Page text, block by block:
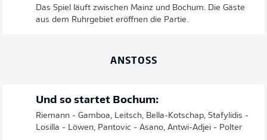
Das Spiel läuft zwischen Mainz und Bochum. Die Gäste
aus dem Ruhrgebiet eröffnen die Partie.
ANSTOSS
Und so startet Bochum:
Riemann - Gamboa, Leitsch, Bella-Kotschap, Stafylidis -
Losilla - Löwen, Pantovic - Asano, Antwi-Adjei - Polter